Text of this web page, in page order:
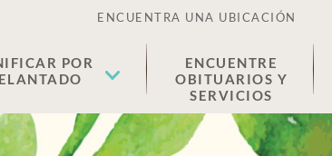
ENCUENTRA UNA UBICACIÓN
POR
ENCUENTRE
OBITUARIOS Y
SERVICIOS